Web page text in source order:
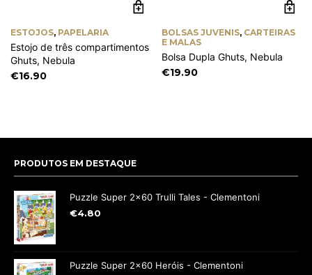
ESTOJOS, PAPELARIA
Estojo de três compartimentos
Ghuts, Nebula
€16.90
BOLSAS JUVENIS, CARTEIRAS
E MALAS
Bolsa Dupla Ghuts, Nebula
€19.90
PRODUTOS EM DESTAQUE
Puzzle Super 2x60 Trulli Tales - Clementoni
€4.80
Puzzle Super 2x60 Heróis - Clementoni